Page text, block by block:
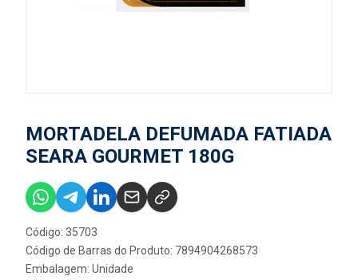
MORTADELA DEFUMADA FATIADA
SEARA GOURMET 180G
Código: 35703
Código de Barras do Produto: 7894904268573
Embalagem: Unidade